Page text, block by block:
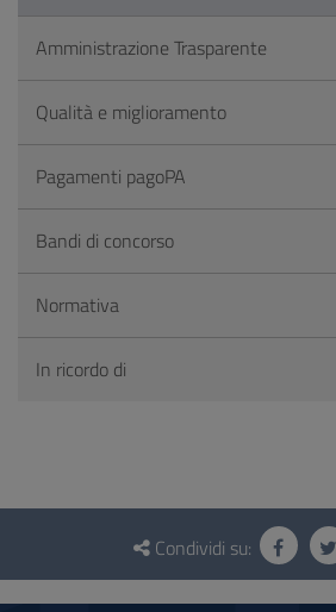
Amministrazione Trasparente
Qualità e miglioramento
Pagamenti pagoPA
Bandi di concorso
Normativa
In ricordo di
Questionario
social
Condividi su: